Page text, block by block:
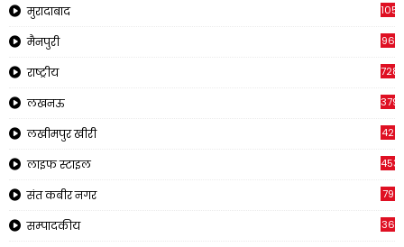
मुरादाबाद 1054
मैनपुरी 96
राष्ट्रीय 7285
लखनऊ 3793
लखीमपुर खीरी 42
लाइफ स्टाइल 453
संत कबीर नगर 79
सम्पादकीय 36